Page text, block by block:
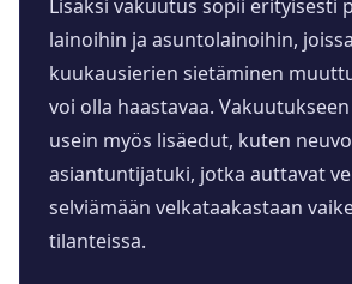
Lisäksi vakuutus sopii erityisesti
lainoihin ja asuntolainoihin, joissa
kuukausierien sietäminen
voi olla haastavaa.
usein myös lisäedut, kuten
asiantuntijatuki, jotka auttavat
selviämään velkataakastaan
tilanteissa.